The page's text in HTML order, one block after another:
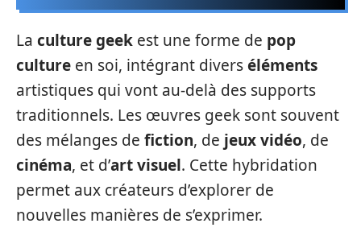
La culture geek est une forme de pop
culture en soi, intégrant diverséléments
artistiques qui vont au-delà des supports
traditionnels. Les œuvres geek sont souvent
des mélanges de fiction, de jeux vidéo, de
cinéma, et d’art visuel. Cette hybridation
permet aux créateurs d’explorer de
nouvelles manières de s’exprimer.